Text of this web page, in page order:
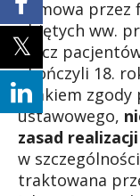
odmowa przez
objętych ww.
rzecz
ukończyli 18.
brakiem zgody
ustawowego,
zasad
w
traktowana